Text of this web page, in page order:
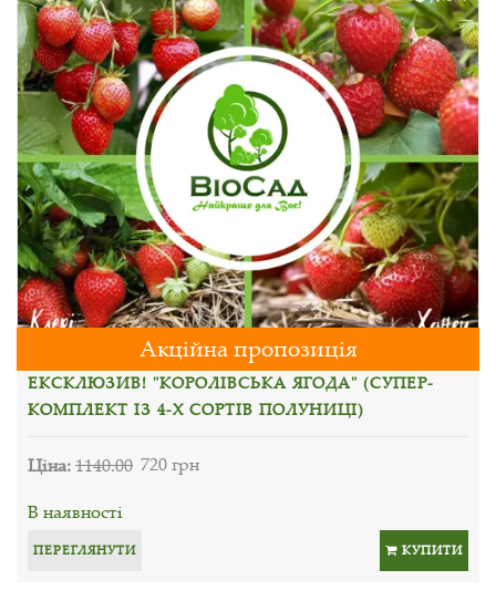
Акційна пропозиція
ЕКСКЛЮЗИВ! "КОРОЛІВСЬКА ЯГОДА" (СУПЕР-
КОМПЛЕКТ ІЗ 4-Х СОРТІВ ПОЛУНИЦІ)
Ціна:1140.00 720 грн
В наявності
ПЕРЕГЛЯНУТИ КУПИТИ